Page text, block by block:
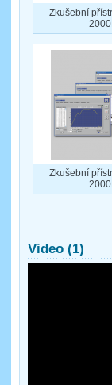
Zkušební
Zkušební
Video (1)